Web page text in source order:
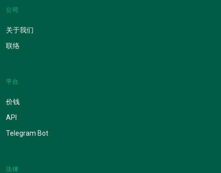
公司
关于我们
联络
平台
价钱
API
Telegram Bot
法律